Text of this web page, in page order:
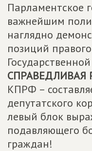
Парламентское
важнейшим
наглядно
позиций
СПРАВЕДЛИВАЯ
КПРФ –
депутатского
левый блок
подавляющего
граждан!